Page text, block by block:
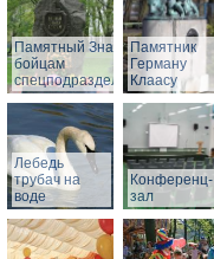
Памятный Знак
бойцам
спецподразделений
Памятник
Герману
Клаасу
Лебедь
трубач на
воде
Конференц-
зал